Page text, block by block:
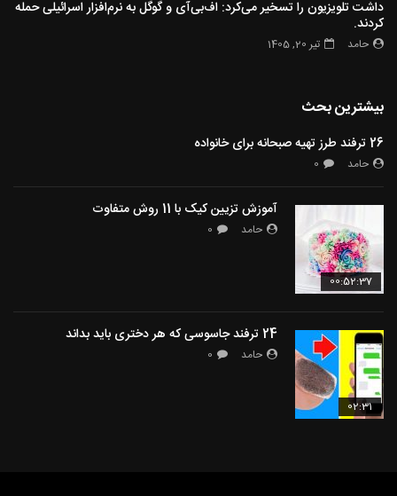
داشت تلویزیون را تسخیر می‌کرد: اف‌بی‌آی و گوگل به نرم‌افزار اسرائیلی حمله
کردند.
حامد تیر 20, 1405
بیشترین بحث
26 ترفند طرز تهیه صبحانه برای خانواده
حامد 0
00:52:37
آموزش تزیین کیک با 11 روش متفاوت
حامد 0
02:31
24 ترفند جاسوسی که هر دختری باید بداند
حامد 0